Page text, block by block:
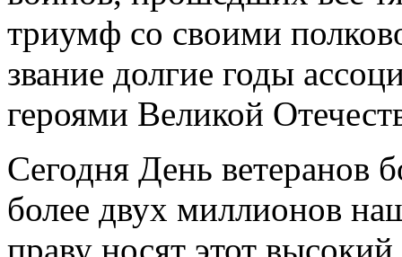
триумф со своими
звание долгие годы
героями Великой
Сегодня День ветеранов
более двух миллионов
праву носят этот